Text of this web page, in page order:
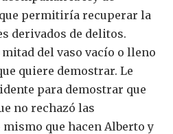
permitiría recuperar la
derivados de delitos.
del vaso vacío o lleno
quiere demostrar. Le
para demostrar que
no rechazó las
que hacen Alberto y